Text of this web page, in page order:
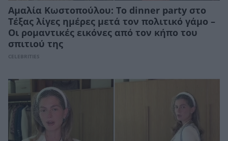
Αμαλία Κωστοπούλου: Το dinner party στο
Τέξας λίγες ημέρες μετά τον πολιτικό γάμο –
Οι ρομαντικές εικόνες από τον κήπο του
σπιτιού της
CELEBRITIES